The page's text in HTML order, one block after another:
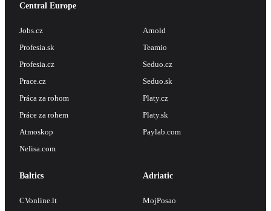
Central Europe
Jobs.cz
Profesia.sk
Profesia.cz
Prace.cz
Práca za rohom
Práce za rohem
Atmoskop
Nelisa.com
Arnold
Teamio
Seduo.cz
Seduo.sk
Platy.cz
Platy.sk
Paylab.com
Baltics
CVonline.lt
Adriatic
MojPosao